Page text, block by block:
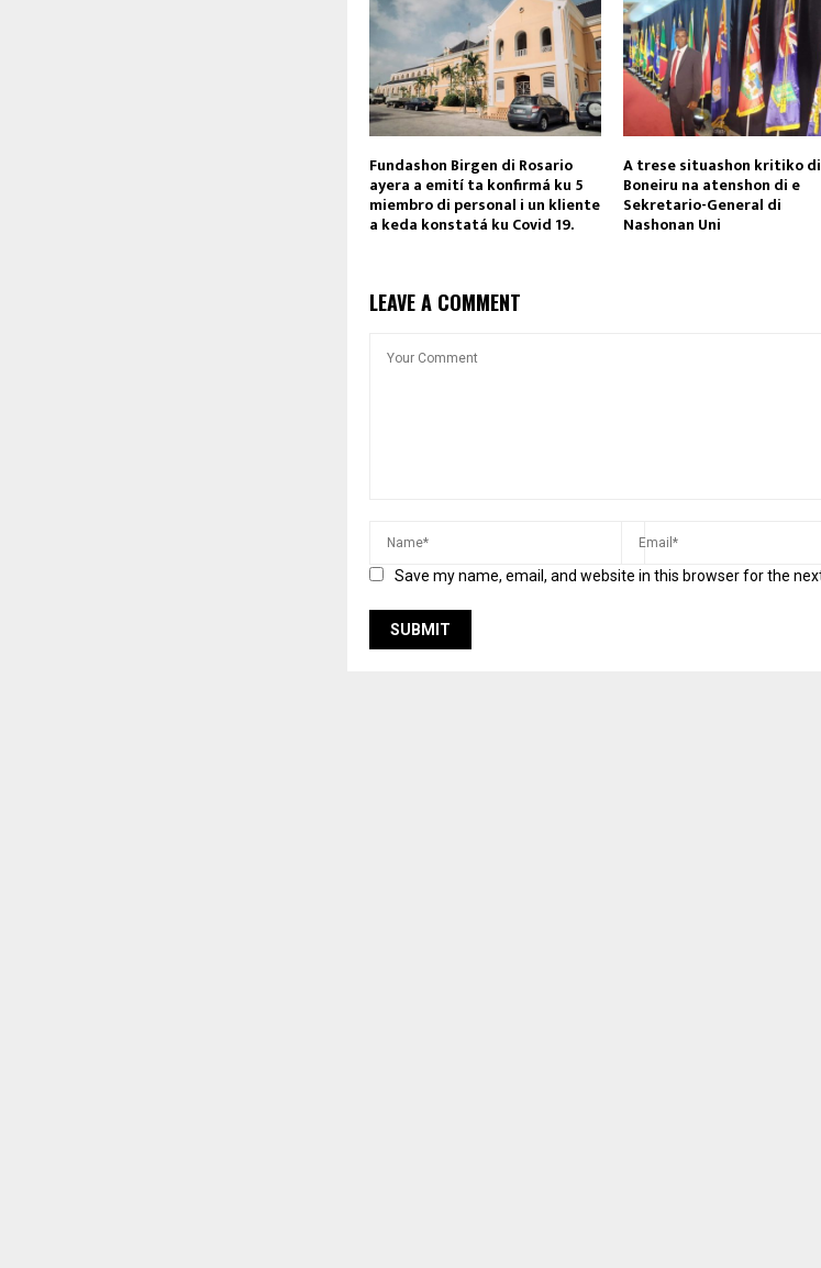
Fundashon Birgen di Rosario
ayera a emití ta konfirmá ku 5
miembro di personal i un kliente
a keda konstatá ku Covid 19.
A trese situashon kritiko di
Boneiru na atenshon di e
Sekretario-General di
Nashonan Uni
LEAVE A COMMENT
Save my name, email, and website in this browser for the